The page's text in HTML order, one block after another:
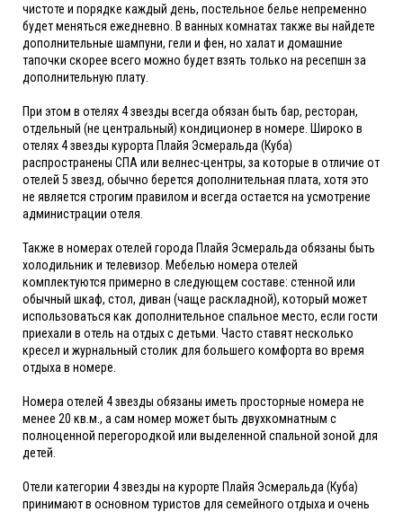
чистоте и порядке каждый день, постельное белье непременно
будет меняться ежедневно. В ванных комнатах также вы найдете
дополнительные шампуни, гели и фен, но халат и домашние
тапочки скорее всего можно будет взять только на ресепшн за
дополнительную плату.
При этом в отелях 4 звезды всегда обязан быть бар, ресторан,
отдельный (не центральный) кондиционер в номере. Широко в
отелях 4 звезды курорта Плайя Эсмеральда (Куба)
распространены СПА или велнес-центры, за которые в отличие от
отелей 5 звезд, обычно берется дополнительная плата, хотя это
не является строгим правилом и всегда остается на усмотрение
администрации отеля.
Также в номерах отелей города Плайя Эсмеральда обязаны быть
холодильник и телевизор. Мебелью номера отелей
комплектуются примерно в следующем составе: стенной или
обычный шкаф, стол, диван (чаще раскладной), который может
использоваться как дополнительное спальное место, если гости
приехали в отель на отдых с детьми. Часто ставят несколько
кресел и журнальный столик для большего комфорта во время
отдыха в номере.
Номера отелей 4 звезды обязаны иметь просторные номера не
менее 20 кв.м., а сам номер может быть двухкомнатным с
полноценной перегородкой или выделенной спальной зоной для
детей.
Отели категории 4 звезды на курорте Плайя Эсмеральда (Куба)
принимают в основном туристов для семейного отдыха и очень